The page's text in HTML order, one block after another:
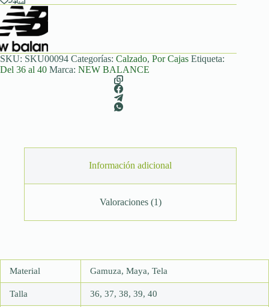
Pink
(Caja/8Pares)
cantidad
SKU: SKU00094 Categorías: Calzado, Por Cajas Etiqueta:
Del 36 al 40 Marca: NEW BALANCE
Información adicional
Valoraciones (1)
Material Gamuza, Maya, Tela
Talla 36, 37, 38, 39, 40